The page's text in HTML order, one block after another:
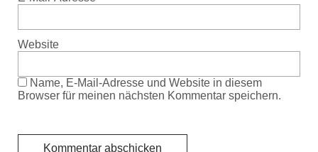
Website
Name, E-Mail-Adresse und Website in diesem
Browser für meinen nächsten Kommentar speichern.